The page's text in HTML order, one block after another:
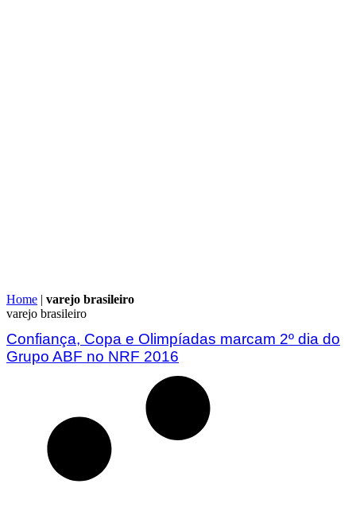
Home | varejo brasileiro
varejo brasileiro
Confiança, Copa e Olimpíadas marcam 2º dia do
Grupo ABF no NRF 2016